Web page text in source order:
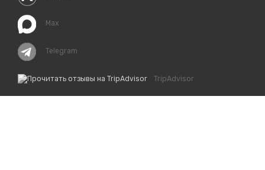
Max
Telegram
TripAdvisor